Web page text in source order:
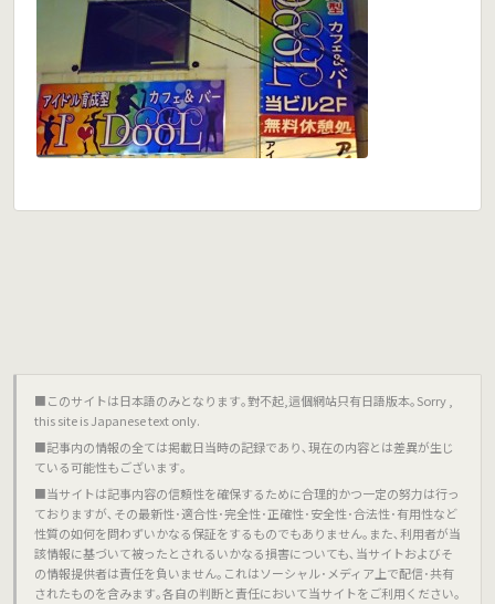
■このサイトは日本語のみとなります｡對不起,這個網站只有日語版本｡Sorry ,
this site is Japanese text only.
■記事内の情報の全ては掲載日当時の記録であり､現在の内容とは差異が生じ
ている可能性もございます｡
■当サイトは記事内容の信頼性を確保するために合理的かつ一定の努力は行っ
ておりますが､その最新性･適合性･完全性･正確性･安全性･合法性･有用性など
性質の如何を問わずいかなる保証をするものでもありません｡また､利用者が当
該情報に基づいて被ったとされるいかなる損害についても､当サイトおよびそ
の情報提供者は責任を負いません｡これはソーシャル･メディア上で配信･共有
されたものを含みます｡各自の判断と責任において当サイトをご利用ください｡